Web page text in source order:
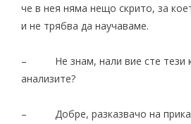
че в нея няма нещо скрито, за
и не трябва да научаваме.
– Не знам, нали вие сте тези
анализите?
– Добре, разказвачо на